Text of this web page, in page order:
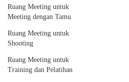
Ruang Meeting untuk
Meeting dengan Tamu
Ruang Meeting untuk
Shooting
Ruang Meeting untuk
Training dan Pelatihan